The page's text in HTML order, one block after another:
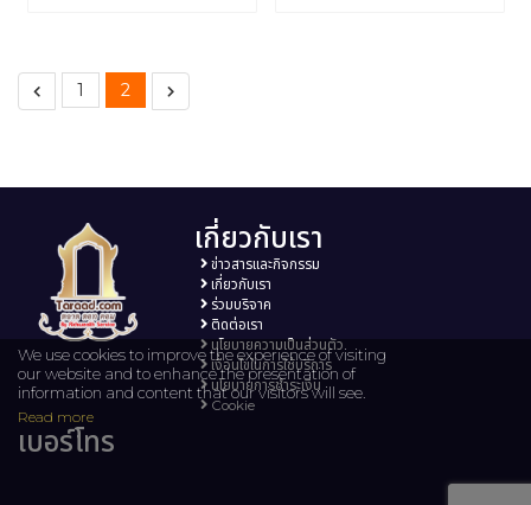
1 2
เกี่ยวกับเรา
ข่าวสารและกิจกรรม
เกี่ยวกับเรา
ร่วมบริจาค
ติดต่อเรา
นโยบายความเป็นส่วนตัว
เงื่อนไขในการใช้บริการ
นโยบายการชำระเงิน
Cookie
เบอร์โทร
We use cookies to improve the experience of visiting
our website and to enhance the presentation of
information and content that our visitors will see.
Read more